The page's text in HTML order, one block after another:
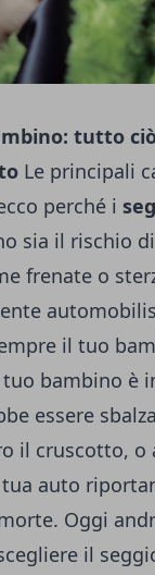
tutto
Le principali
perché i
sia il rischio
frenate o
il tuo
bambino è
essere
il cruscotto, o
auto
Oggi
il